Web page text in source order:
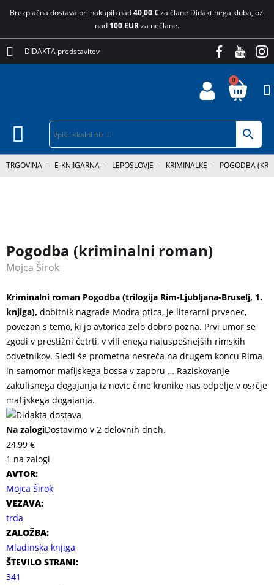
Brezplačna dostava pri nakupih nad40,00 €za člane Didaktinega kluba, oz.
nad 100 EURza nečlane.
DIDAKTA predstavitev
0
TRGOVINA - E-KNJIGARNA - LEPOSLOVJE - KRIMINALKE - POGODBA
Pogodba (kriminalni roman)
Mojca Širok
Kriminalni roman Pogodba (trilogija Rim-Ljubljana-Bruselj, 1.
knjiga), dobitnik nagrade Modra ptica, je literarni prvenec,
povezan s temo, ki jo avtorica zelo dobro pozna. Prvi umor se
zgodi v prestižni četrti, v vili enega najuspešnejših rimskih
odvetnikov. Sledi še prometna nesreča na drugem koncu Rima
in samomor mafijskega bossa v zaporu … Raziskovanje
zakulisnega dogajanja iz novic črne kronike nas odpelje v osrčje
mafijskega dogajanja.
Na zalogiDostavimo v 2 delovnih dneh.
24,99 €
1 na zalogi
AVTOR:
Mojca Širok
VEZAVA:
trda
ZALOŽBA:
Mladinska knjiga
ŠTEVILO STRANI:
341